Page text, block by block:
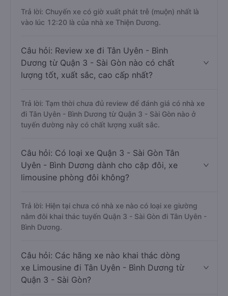
Trả lời: Chuyến xe có giờ xuất phát trễ (muộn) nhất là
vào lúc 12:20 là của nhà xe Thiện Dương.
Câu hỏi: Review xe đi Tân Uyên - Bình
Dương từ Quận 3 - Sài Gòn nào có chất
lượng tốt, xuất sắc, cao cấp nhất?
Trả lời: Tạm thời chưa đủ review để đánh giá có nhà xe
đi Tân Uyên - Bình Dương từ Quận 3 - Sài Gòn nào ở
tuyến đường này có chất lượng xuất sắc.
Câu hỏi: Có loại xe Quận 3 - Sài Gòn Tân
Uyên - Bình Dương dành cho cặp đôi, xe
limousine phòng đôi không?
Trả lời: Hiện tại chưa có nhà xe nào có loại xe giường
nằm đôi khai thác tuyến Quận 3 - Sài Gòn đi Tân Uyên -
Bình Dương.
Câu hỏi: Các hãng xe nào khai thác dòng
xe Limousine đi Tân Uyên - Bình Dương từ
Quận 3 - Sài Gòn?